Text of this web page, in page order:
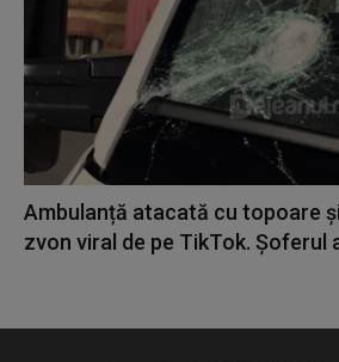
Ambulanță atacată cu topoare
zvon viral de pe TikTok. Șoferul